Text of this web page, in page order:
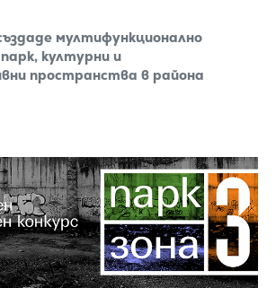
мултифункционално
културни и
пространства в района